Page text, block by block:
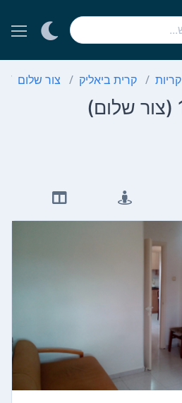
קריות קרית ביאליק צור שלום